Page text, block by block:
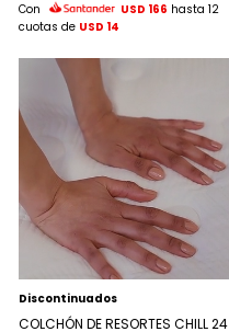
Con USD 166 hasta 12
cuotas de USD 14
Discontinuados
COLCHÓN DE RESORTES CHILL 24